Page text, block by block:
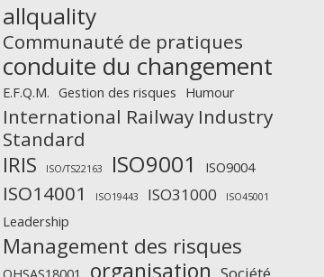
allquality
Communauté de pratiques
conduite du changement
E.F.Q.M. Gestion des risques Humour
International Railway Industry
Standard
IRIS ISO/TS22163 ISO9001 ISO9004
ISO14001 ISO19443 ISO31000 ISO45001
Leadership
Management des risques
organisation